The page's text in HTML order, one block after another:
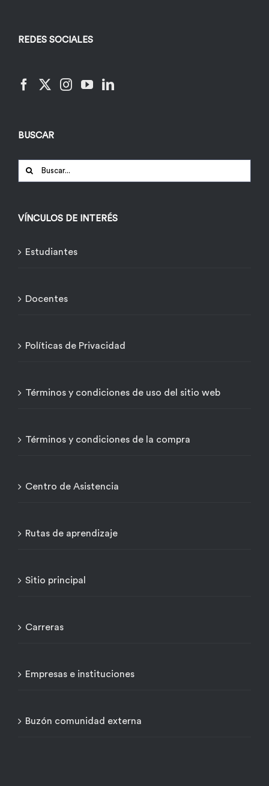
REDES SOCIALES
BUSCAR
Buscar:
VÍNCULOS DE INTERÉS
Estudiantes
Docentes
Políticas de Privacidad
Términos y condiciones de uso del sitio web
Términos y condiciones de la compra
Centro de Asistencia
Rutas de aprendizaje
Sitio principal
Carreras
Empresas e instituciones
Buzón comunidad externa